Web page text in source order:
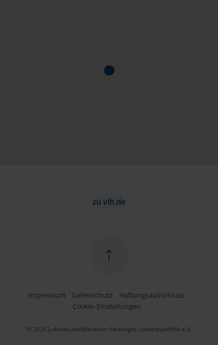
zu vlh.de
Impressum Datenschutz
Haftungsausschluss
Cookie-Einstellungen
© 2026 Lohnsteuerhilfeverein Vereinigte Lohnsteuerhilfe e.V.